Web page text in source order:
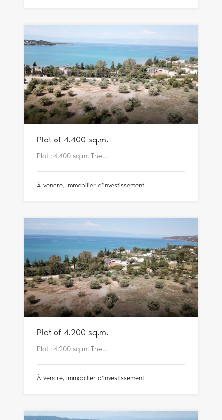
Plot of 4.400 sq.m.
Plot : 4.400 sq.m. The…
À vendre, Immobilier d'investissement
Plot of 4.200 sq.m.
Plot : 4.200 sq.m. The…
À vendre, Immobilier d'investissement